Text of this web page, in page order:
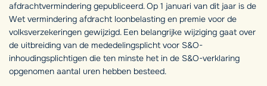
afdrachtvermindering gepubliceerd. Op 1 januari van dit jaar is de
Wet vermindering afdracht loonbelasting en premie voor de
volksverzekeringen gewijzigd. Een belangrijke wijziging gaat over
de uitbreiding van de mededelingsplicht voor S&O-
inhoudingsplichtigen die ten minste het in de S&O-verklaring
opgenomen aantal uren hebben besteed.